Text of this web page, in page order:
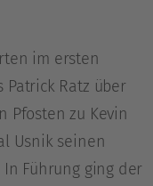
im ersten
Patrick Ratz über
Pfosten zu Kevin
Usnik seinen
In Führung ging der